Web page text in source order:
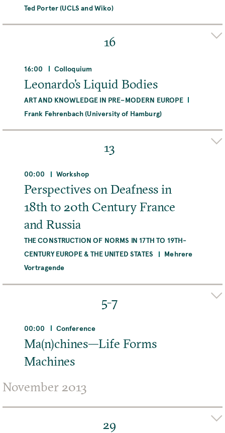
Ted Porter (UCLS and Wiko)
Max-Planck-Institut für Wissenschaftsgeschichte,
Boltzmannstraße 22, 14195 Berlin, Deutschland
MEHR
16
16:00 Colloquium
Leonardo’s Liquid Bodies
ART AND KNOWLEDGE IN PRE–MODERN EUROPE
Frank Fehrenbach (University of Hamburg)
Boltzmannstraße 22, 14195 Berlin, Deutschland
MEHR
13
00:00 Workshop
Perspectives on Deafness in
18th to 20th Century France
and Russia
THE CONSTRUCTION OF NORMS IN 17TH TO 19TH-
CENTURY EUROPE & THE UNITED STATES
Mehrere
Vortragende
Boltzmannstraße 22, 14195 Berlin, Deutschland
MEHR
5-7
00:00 Conference
Ma(n)chines—Life Forms
Machines
Patricia A. Gwozdz (Uni Potsdam)
November 2013
29